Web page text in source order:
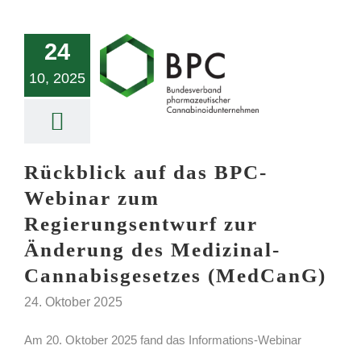
24
10, 2025
Rückblick auf das BPC-
Webinar zum
Regierungsentwurf zur
Änderung des Medizinal-
Cannabisgesetzes (MedCanG)
24. Oktober 2025
Am 20. Oktober 2025 fand das Informations-Webinar